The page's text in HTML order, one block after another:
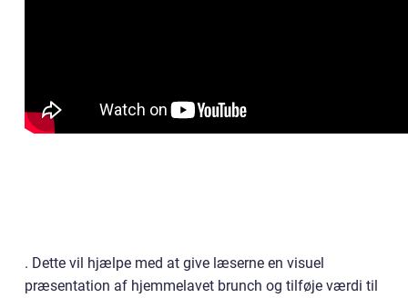
. Dette vil hjælpe med at give læserne en visuel
præsentation af hjemmelavet brunch og tilføje værdi til